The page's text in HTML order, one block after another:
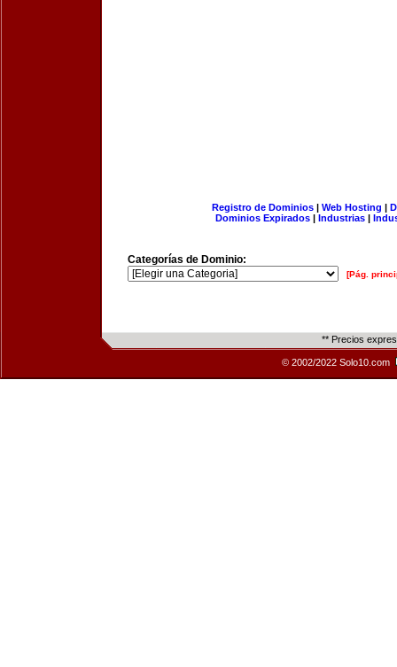
Registro de Dominios| Web Hosting |
Dominios Expirados | Industrias |
Categorías de Dominio:
[Pág.
** Precios
© 2002/2022 Solo10.com